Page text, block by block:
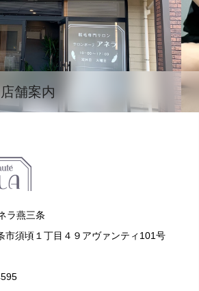
店舗案内
ラ燕三条
市須頃１丁目４９アヴァンティ101号